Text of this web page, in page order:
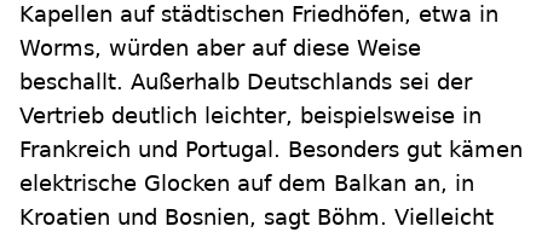
Kapellen auf städtischen Friedhöfen, etwa in
Worms, würden aber auf diese Weise
beschallt. Außerhalb Deutschlands sei der
Vertrieb deutlich leichter, beispielsweise in
Frankreich und Portugal. Besonders gut kämen
elektrische Glocken auf dem Balkan an, in
Kroatien und Bosnien, sagt Böhm. Vielleicht